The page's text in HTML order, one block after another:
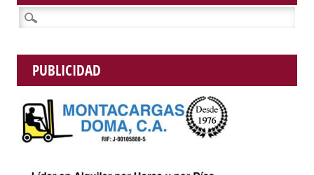
Buscar:
PUBLICIDAD